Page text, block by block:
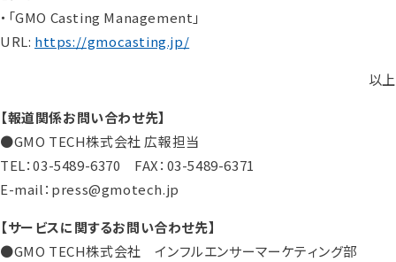
・「GMO Casting Management」
URL: https://gmocasting.jp/
以上
【報道関係お問い合わせ先】
●GMO TECH株式会社 広報担当
TEL：03-5489-6370 FAX：03-5489-6371
E-mail：press@gmotech.jp
【サービスに関するお問い合わせ先】
●GMO TECH株式会社 インフルエンサーマーケティング部